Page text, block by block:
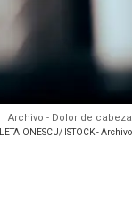
Archivo - Dolor de cabeza
ISTOCK - Archivo